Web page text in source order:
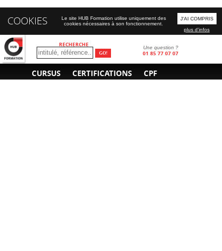
RECHERCHE Une question ?
01 85 77 07 07
CURSUS CERTIFICATIONS CPF
COOKIES
Le site HUB Formation utilise uniquement des
cookies nécessaires à son fonctionnement.
J'AI COMPRIS
plus d'infos